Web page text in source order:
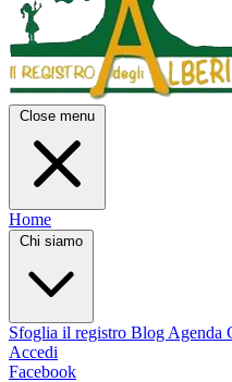
Close menu
Home
Chi siamo
Sfoglia il registro Blog Agenda
Accedi
Facebook